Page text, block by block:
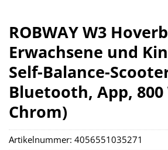
ROBWAY W3
Erwachsene und
Self-Balance-
Bluetooth, App,
Chrom)
Artikelnummer: 4056551035271